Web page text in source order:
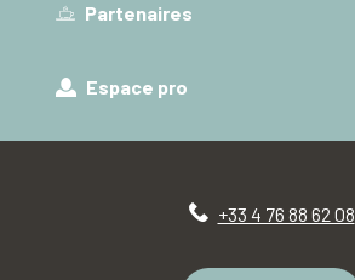
Partenaires
Espace pro
+33 4 76 88 62 08